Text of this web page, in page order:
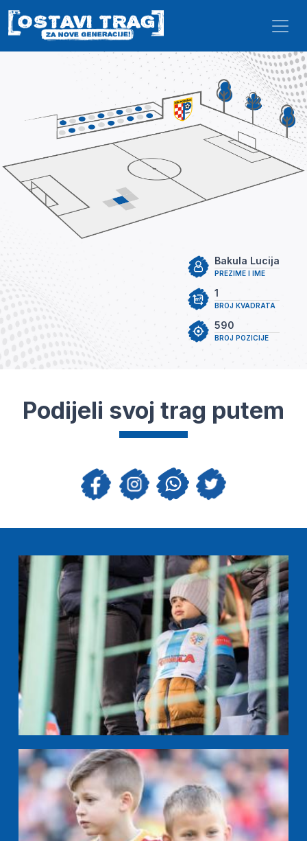
Skip to main content
PREZIME I IME
Bakula Lucija
BROJ KVADRATA
1
BROJ POZICIJE
590
Podijeli svoj trag putem